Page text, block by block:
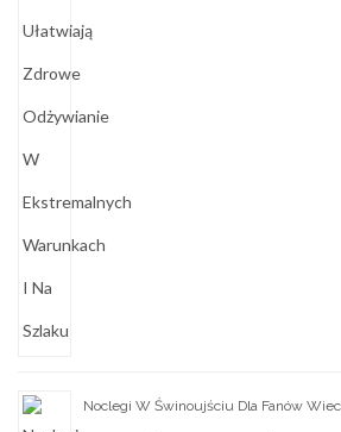
Noclegi W Świnoujściu Dla Fanów